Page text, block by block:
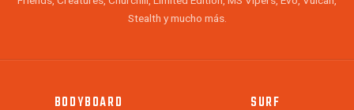
Stealth y mucho más.
BODYBOARD SURF